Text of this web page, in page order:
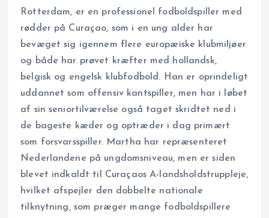
Rotterdam, er en professionel fodboldspiller med
rødder på Curaçao, som i en ung alder har
bevæget sig igennem flere europæiske klubmiljøer
og både har prøvet kræfter med hollandsk,
belgisk og engelsk klubfodbold. Han er oprindeligt
uddannet som offensiv kantspiller, men har i løbet
af sin seniortilværelse også taget skridtet ned i
de bageste kæder og optræder i dag primært
som forsvarsspiller. Martha har repræsenteret
Nederlandene på ungdomsniveau, men er siden
blevet indkaldt til Curaçaos A-landsholdstruppleje,
hvilket afspejler den dobbelte nationale
tilknytning, som præger mange fodboldspillere